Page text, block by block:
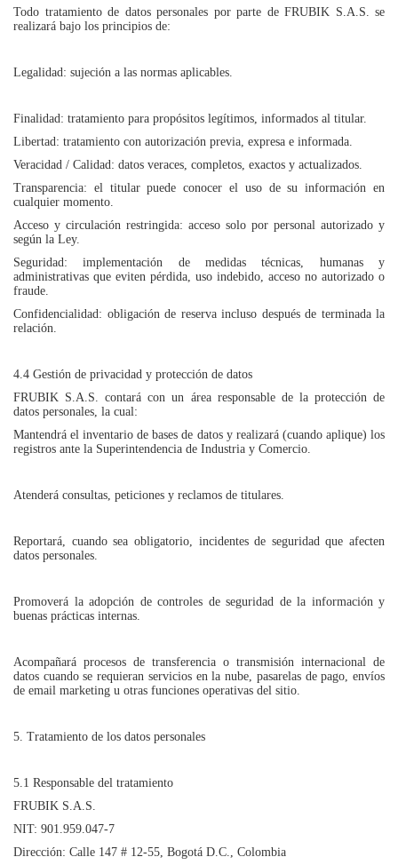
Todo tratamiento de datos personales por parte de FRUBIK S.A.S. se
realizará bajo los principios de:
Legalidad: sujeción a las normas aplicables.
Finalidad: tratamiento para propósitos legítimos, informados al titular.
Libertad: tratamiento con autorización previa, expresa e informada.
Veracidad / Calidad: datos veraces, completos, exactos y actualizados.
Transparencia: el titular puede conocer el uso de su información en
cualquier momento.
Acceso y circulación restringida: acceso solo por personal autorizado y
según la Ley.
Seguridad: implementación de medidas técnicas, humanas y
administrativas que eviten pérdida, uso indebido, acceso no autorizado o
fraude.
Confidencialidad: obligación de reserva incluso después de terminada la
relación.
4.4 Gestión de privacidad y protección de datos
FRUBIK S.A.S. contará con un área responsable de la protección de
datos personales, la cual:
Mantendrá el inventario de bases de datos y realizará (cuando aplique) los
registros ante la Superintendencia de Industria y Comercio.
Atenderá consultas, peticiones y reclamos de titulares.
Reportará, cuando sea obligatorio, incidentes de seguridad que afecten
datos personales.
Promoverá la adopción de controles de seguridad de la información y
buenas prácticas internas.
Acompañará procesos de transferencia o transmisión internacional de
datos cuando se requieran servicios en la nube, pasarelas de pago, envíos
de email marketing u otras funciones operativas del sitio.
5. Tratamiento de los datos personales
5.1 Responsable del tratamiento
FRUBIK S.A.S.
NIT: 901.959.047-7
Dirección: Calle 147 # 12-55, Bogotá D.C., Colombia